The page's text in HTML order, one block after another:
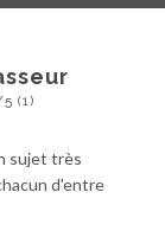
(1)
sujet très
d'entre